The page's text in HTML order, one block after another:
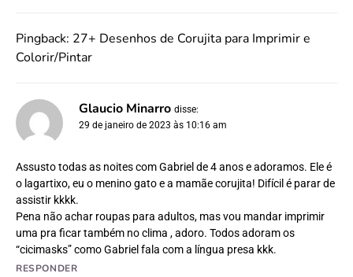
Pingback: 27+ Desenhos de Corujita para Imprimir e
Colorir/Pintar
Glaucio Minarro disse:
29 de janeiro de 2023 às 10:16 am
Assusto todas as noites com Gabriel de 4 anos e adoramos. Ele é
o lagartixo, eu o menino gato e a mamãe corujita! Difícil é parar de
assistir kkkk.
Pena não achar roupas para adultos, mas vou mandar imprimir
uma pra ficar também no clima , adoro. Todos adoram os
“cicimasks” como Gabriel fala com a língua presa kkk.
RESPONDER